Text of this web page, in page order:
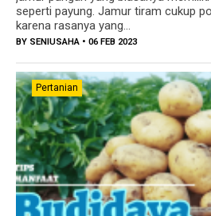
seperti payung. Jamur tiram cukup
karena rasanya yang...
BY SENIUSAHA • 06 FEB 2023
Pertanian